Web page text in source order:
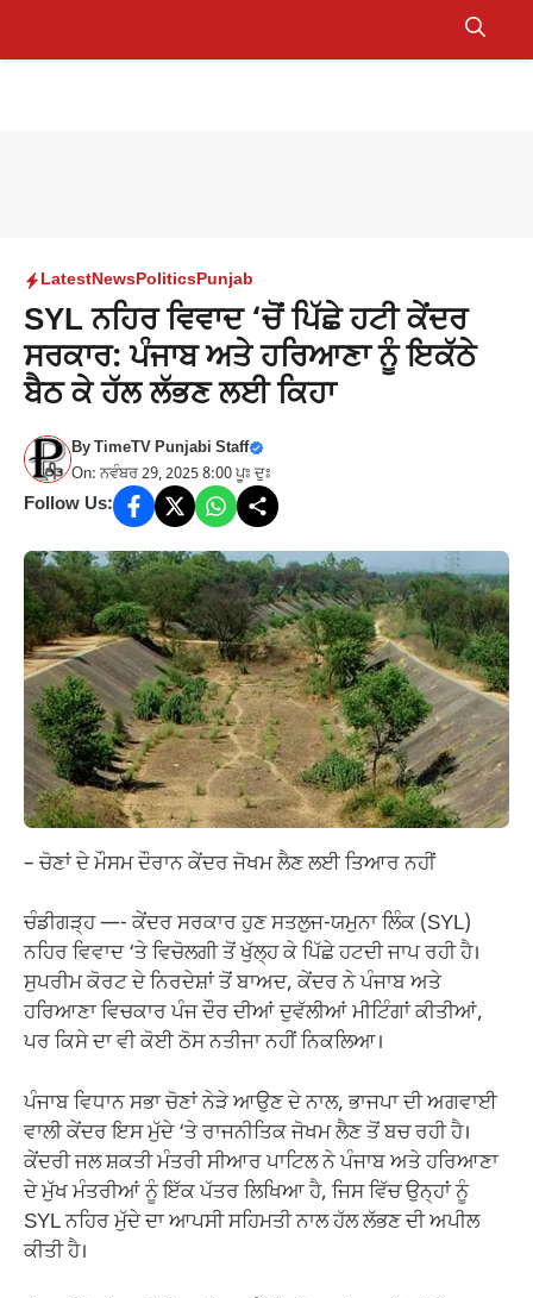
Menu
LatestNewsPoliticsPunjab
SYL ਨਹਿਰ ਵਿਵਾਦ ‘ਚੋਂ ਪਿੱਛੇ ਹਟੀ ਕੇਂਦਰ
ਸਰਕਾਰ: ਪੰਜਾਬ ਅਤੇ ਹਰਿਆਣਾ ਨੂੰ ਇਕੱਠੇ
ਬੈਠ ਕੇ ਹੱਲ ਲੱਭਣ ਲਈ ਕਿਹਾ
ByTimeTV Punjabi Staff
On: ਨਵੰਬਰ 29, 2025 8:00 ਪੂਃ ਦੁਃ
Follow Us:
– ਚੋਣਾਂ ਦੇ ਮੌਸਮ ਦੌਰਾਨ ਕੇਂਦਰ ਜੋਖਮ ਲੈਣ ਲਈ ਤਿਆਰ ਨਹੀਂ
ਚੰਡੀਗੜ੍ਹ —- ਕੇਂਦਰ ਸਰਕਾਰ ਹੁਣ ਸਤਲੁਜ-ਯਮੁਨਾ ਲਿੰਕ (SYL)
ਨਹਿਰ ਵਿਵਾਦ ‘ਤੇ ਵਿਚੋਲਗੀ ਤੋਂ ਖੁੱਲ੍ਹ ਕੇ ਪਿੱਛੇ ਹਟਦੀ ਜਾਪ ਰਹੀ ਹੈ।
ਸੁਪਰੀਮ ਕੋਰਟ ਦੇ ਨਿਰਦੇਸ਼ਾਂ ਤੋਂ ਬਾਅਦ, ਕੇਂਦਰ ਨੇ ਪੰਜਾਬ ਅਤੇ
ਹਰਿਆਣਾ ਵਿਚਕਾਰ ਪੰਜ ਦੌਰ ਦੀਆਂ ਦੁਵੱਲੀਆਂ ਮੀਟਿੰਗਾਂ ਕੀਤੀਆਂ,
ਪਰ ਕਿਸੇ ਦਾ ਵੀ ਕੋਈ ਠੋਸ ਨਤੀਜਾ ਨਹੀਂ ਨਿਕਲਿਆ।
ਪੰਜਾਬ ਵਿਧਾਨ ਸਭਾ ਚੋਣਾਂ ਨੇੜੇ ਆਉਣ ਦੇ ਨਾਲ, ਭਾਜਪਾ ਦੀ ਅਗਵਾਈ
ਵਾਲੀ ਕੇਂਦਰ ਇਸ ਮੁੱਦੇ ‘ਤੇ ਰਾਜਨੀਤਿਕ ਜੋਖਮ ਲੈਣ ਤੋਂ ਬਚ ਰਹੀ ਹੈ।
ਕੇਂਦਰੀ ਜਲ ਸ਼ਕਤੀ ਮੰਤਰੀ ਸੀਆਰ ਪਾਟਿਲ ਨੇ ਪੰਜਾਬ ਅਤੇ ਹਰਿਆਣਾ
ਦੇ ਮੁੱਖ ਮੰਤਰੀਆਂ ਨੂੰ ਇੱਕ ਪੱਤਰ ਲਿਖਿਆ ਹੈ, ਜਿਸ ਵਿੱਚ ਉਨ੍ਹਾਂ ਨੂੰ
SYL ਨਹਿਰ ਮੁੱਦੇ ਦਾ ਆਪਸੀ ਸਹਿਮਤੀ ਨਾਲ ਹੱਲ ਲੱਭਣ ਦੀ ਅਪੀਲ
ਕੀਤੀ ਹੈ।